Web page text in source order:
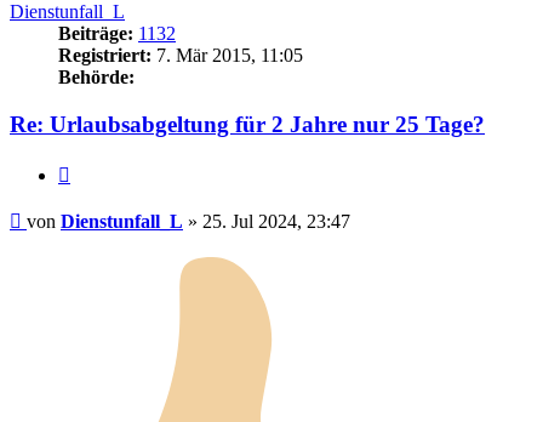
Dienstunfall_L
Beiträge: 1132
Registriert: 7. Mär 2015, 11:05
Behörde:
Re: Urlaubsabgeltung für 2 Jahre nur 25 Tage?
Beitrag
von Dienstunfall_L » 25. Jul 2024, 23:47